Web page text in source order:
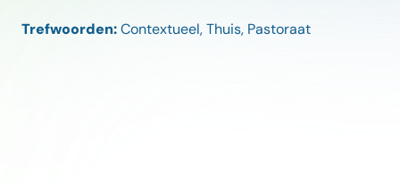
Trefwoorden:Contextueel, Thuis, Pastoraat